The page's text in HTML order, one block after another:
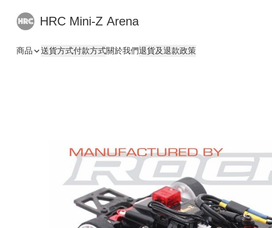
HRC Mini-Z Arena
商品 送貨方式付款方式關於我們退貨及退款政策